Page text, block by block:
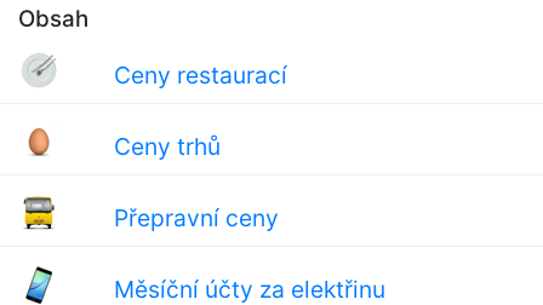
Obsah
Ceny restaurací
Ceny trhů
Přepravní ceny
Měsíční účty za elektřinu